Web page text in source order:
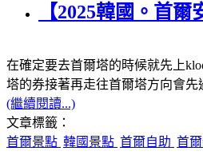
【2025韓國。首
在確定要去首爾塔的時候就先上
塔的券接著再走往首爾塔方向會
(繼續閱讀...)
文章標籤：
首爾景點 韓國景點 首爾自助 首